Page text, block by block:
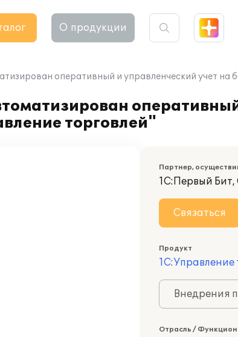
О продукции
оперативный и управленческий учет на
оперативный
торговлей"
Партнер,
1С:Первый Бит,
Связаться
Продукт
1С:Управление
Внедрения
Отрасль /